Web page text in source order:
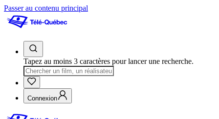
Passer au contenu principal
Tapez au moins 3 caractères pour lancer une recherche.
Connexion